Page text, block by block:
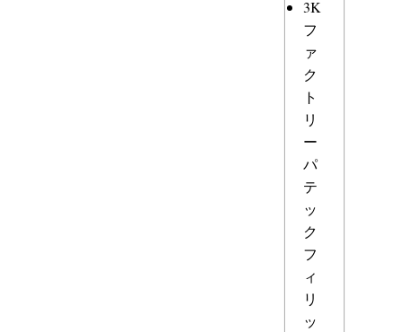
3K
フ
ァ
ク
ト
リ
ー
パ
テ
ッ
ク
フ
ィ
リ
ッ